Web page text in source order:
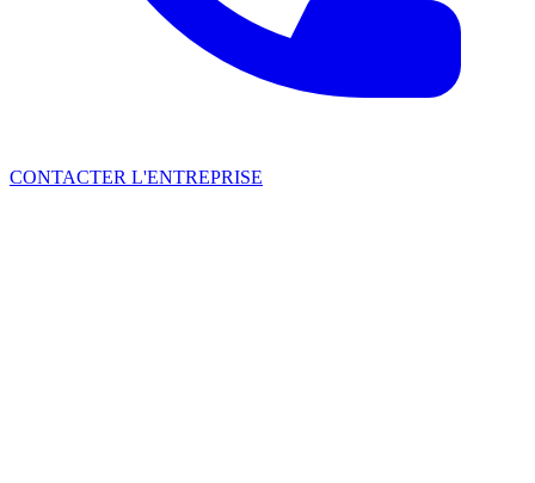
CONTACTER L'ENTREPRISE